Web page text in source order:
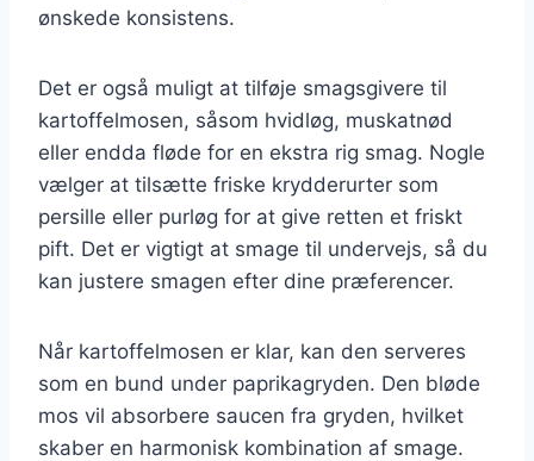
ønskede konsistens.
Det er også muligt at tilføje smagsgivere til
kartoffelmosen, såsom hvidløg, muskatnød
eller endda fløde for en ekstra rig smag. Nogle
vælger at tilsætte friske krydderurter som
persille eller purløg for at give retten et friskt
pift. Det er vigtigt at smage til undervejs, så du
kan justere smagen efter dine præferencer.
Når kartoffelmosen er klar, kan den serveres
som en bund under paprikagryden. Den bløde
mos vil absorbere saucen fra gryden, hvilket
skaber en harmonisk kombination af smage.